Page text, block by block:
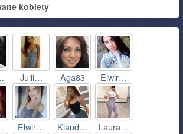
kobiety
Julii… Aga83 Elwir…
Elwir… Klaud… Laura…